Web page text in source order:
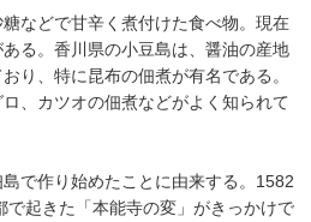
などで甘辛く煮付けた食べ物。現在
る。香川県の小豆島は、醤油の産地
り、特に昆布の佃煮が有名である。
、カツオの佃煮などがよく知られて
で作り始めたことに由来する。1582
起きた「本能寺の変」がきっかけで